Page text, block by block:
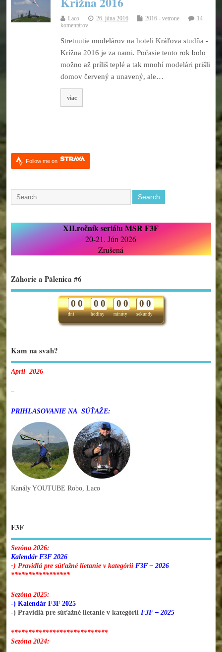
Laco 26. júna 2016 2016 - vetrone
14
komentárov
Stretnutie modelárov na hoteli Kráľova studňa -
Krížna 2016 je za nami. Počasie tento rok bolo
možno až príliš teplé a tak mnohí modelári prišli
domov červený a unavený, ale…
viac
Follow me on
XII.ročník seriálu MSR F3F
20-21. Jún 2026
Zrušená
Záhorie a Pálenica #6
dni
0 0
hodiny
0 0
minúty
0 0
sekundy
0 0
Kam na svah?
Apríl 2026
–
PRIHLASOVANIE NA SÚŤAŽE:
Kanály YOUTUBE Robo, Laco
F3F
Sezóna 2026:
Kalendár F3F 2026
-) Pravidlá pre súťažné lietanie v kategórii F3F – 2026
*****************
Sezóna 2025:
-) Kalendár F3F 2025
-) Pravidlá pre súťažné lietanie v kategórii F3F – 2025
****************************
Sezóna 2024: